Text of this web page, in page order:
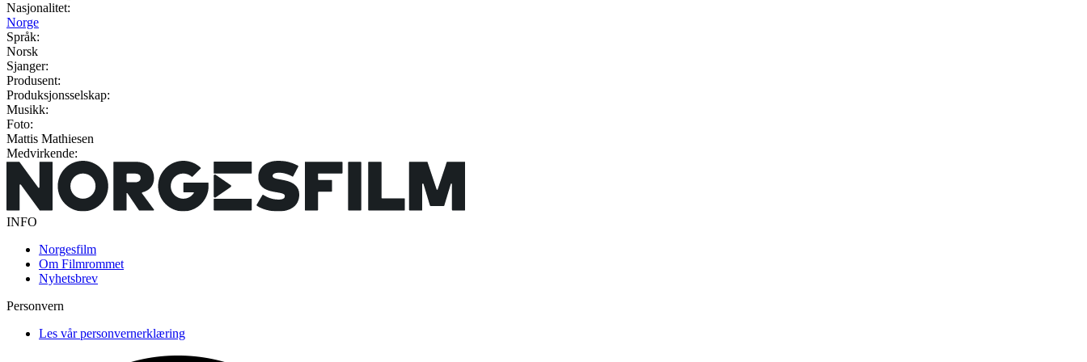
Nasjonalitet:
Norge
Språk:
Norsk
Sjanger:
Produsent:
Produksjonsselskap:
Musikk:
Foto:
Mattis Mathiesen
Medvirkende:
INFO
Norgesfilm
Om Filmrommet
Nyhetsbrev
Personvern
Les vår personvernerklæring